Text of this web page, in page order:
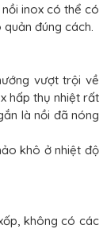
inox có thể có
đúng cách.
vượt trội về
hấp thụ nhiệt rất
là nồi đã nóng
khô ở nhiệt độ
không có các